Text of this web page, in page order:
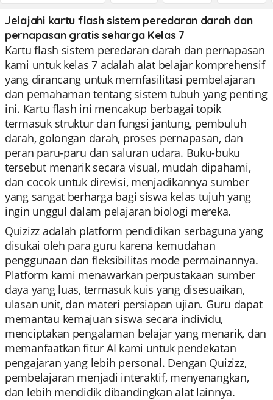
Jelajahi kartu flash sistem peredaran darah dan
pernapasan gratis seharga Kelas 7
Kartu flash sistem peredaran darah dan pernapasan
kami untuk kelas 7 adalah alat belajar komprehensif
yang dirancang untuk memfasilitasi pembelajaran
dan pemahaman tentang sistem tubuh yang penting
ini. Kartu flash ini mencakup berbagai topik
termasuk struktur dan fungsi jantung, pembuluh
darah, golongan darah, proses pernapasan, dan
peran paru-paru dan saluran udara. Buku-buku
tersebut menarik secara visual, mudah dipahami,
dan cocok untuk direvisi, menjadikannya sumber
yang sangat berharga bagi siswa kelas tujuh yang
ingin unggul dalam pelajaran biologi mereka.
Quizizz adalah platform pendidikan serbaguna yang
disukai oleh para guru karena kemudahan
penggunaan dan fleksibilitas mode permainannya.
Platform kami menawarkan perpustakaan sumber
daya yang luas, termasuk kuis yang disesuaikan,
ulasan unit, dan materi persiapan ujian. Guru dapat
memantau kemajuan siswa secara individu,
menciptakan pengalaman belajar yang menarik, dan
memanfaatkan fitur AI kami untuk pendekatan
pengajaran yang lebih personal. Dengan Quizizz,
pembelajaran menjadi interaktif, menyenangkan,
dan lebih mendidik dibandingkan alat lainnya.